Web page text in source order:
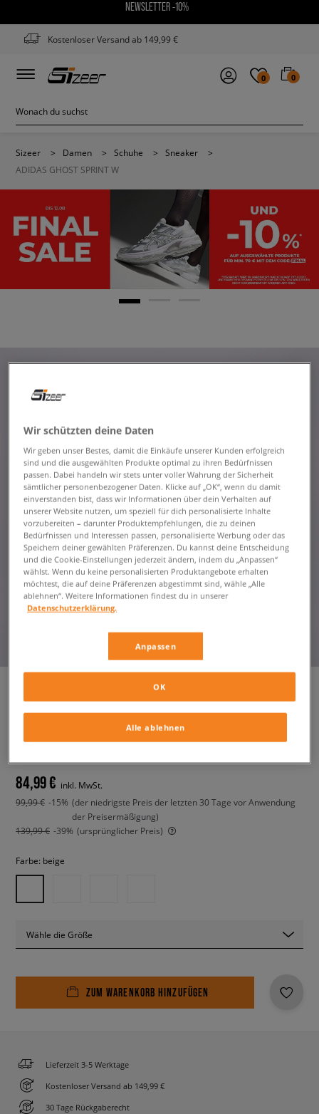
NEWSLETTER -10%
Kostenloser Versand ab 149,99 €
0 0
Sizeer > Damen > Schuhe > Sneaker
>
ADIDAS GHOST SPRINT W
ADIDAS GHOST SPRINT W
84,99 € inkl. MwSt.
99,99 € -15% (der niedrigste Preis der letzten 30 Tage vor Anwendung
der Preisermäßigung)
139,99 € -39% (ursprünglicher Preis)
Farbe: beige
Wähle die Größe
ZUM WARENKORB HINZUFÜGEN
Lieferzeit 3-5 Werktage
Kostenloser Versand ab 149,99 €
30 Tage Rückgaberecht
Wir schützten deine Daten
Wir geben unser Bestes, damit die Einkäufe unserer Kunden erfolgreich
sind und die ausgewählten Produkte optimal zu ihren Bedürfnissen
passen. Dabei handeln wir stets unter voller Wahrung der Sicherheit
sämtlicher personenbezogener Daten. Klicke auf „OK“, wenn du damit
einverstanden bist, dass wir Informationen über dein Verhalten auf
unserer Website nutzen, um speziell für dich personalisierte Inhalte
vorzubereiten – darunter Produktempfehlungen, die zu deinen
Bedürfnissen und Interessen passen, personalisierte Werbung oder das
Speichern deiner gewählten Präferenzen. Du kannst deine Entscheidung
und die Cookie-Einstellungen jederzeit ändern, indem du „Anpassen“
wählst. Wenn du keine personalisierten Produktangebote erhalten
möchtest, die auf deine Präferenzen abgestimmt sind, wähle „Alle
ablehnen“. Weitere Informationen findest du in unserer
Datenschutzerklärung.
Anpassen
Alle ablehnen
OK